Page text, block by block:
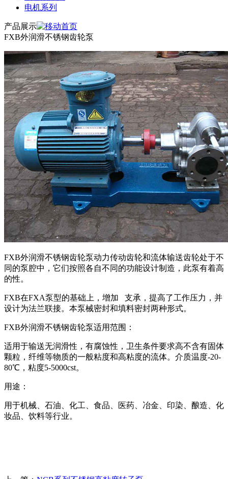
电机系列
产品展示
FXB外润滑不锈钢齿轮泵
FXB外润滑不锈钢齿轮泵动力传动齿轮和流体输送齿轮处于不
同的泵腔中，它们按照各自不同的功能设计制造，此泵有着高
的性。
FXB在FXA泵型的基础上，增加 支承，提高了工作压力，并
设计为法兰联接。本泵械密封和填料密封两种形式。
FXB外润滑不锈钢齿轮泵适用范围：
适用于输送无润滑性，有腐蚀性，卫生条件要求高不含有固体
颗粒，纤维等物质的一般粘度和高粘度的流体。介质温度-20-
80℃，粘度5-5000cst。
用途：
用于机械、石油、化工、食品、医药、冶金、印染、酿造、化
妆品、饮料等行业。